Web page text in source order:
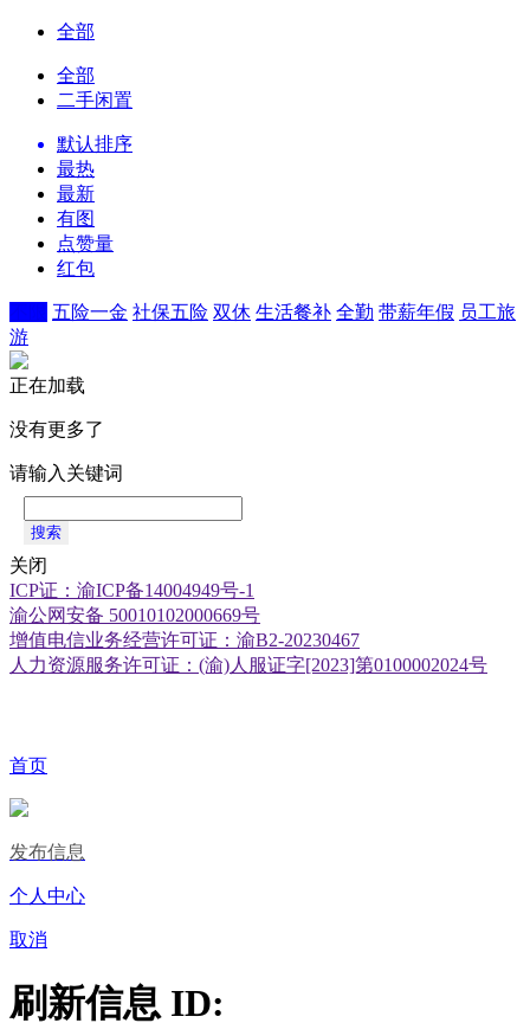
全部
全部
二手闲置
默认排序
最热
最新
有图
点赞量
红包
五险一金 社保五险 双休 生活餐补 全勤 带薪年假 员工旅
游
正在加载
没有更多了
请输入关键词
搜索
关闭
ICP证：渝ICP备14004949号-1
渝公网安备 50010102000669号
增值电信业务经营许可证：渝B2-20230467
人力资源服务许可证：(渝)人服证字[2023]第0100002024号
首页
发布信息
个人中心
取消
刷新信息 ID: